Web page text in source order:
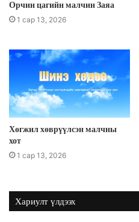
Орчин цагийн малчин Заяа
1 сар 13, 2026
Хөгжил хөврүүлсэн малчны
хот
1 сар 13, 2026
Хариулт үлдээх